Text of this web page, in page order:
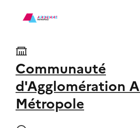
Communauté
d'Agglomération
Métropole